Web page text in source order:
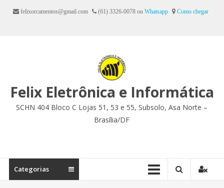
para
felixorcamentos@gmail.com (61) 3326-0078 ou Whatsapp Como chegar
Felix Eletrônica e Informática
SCHN 404 Bloco C Lojas 51, 53 e 55, Subsolo, Asa Norte –
Brasília/DF
Categorias